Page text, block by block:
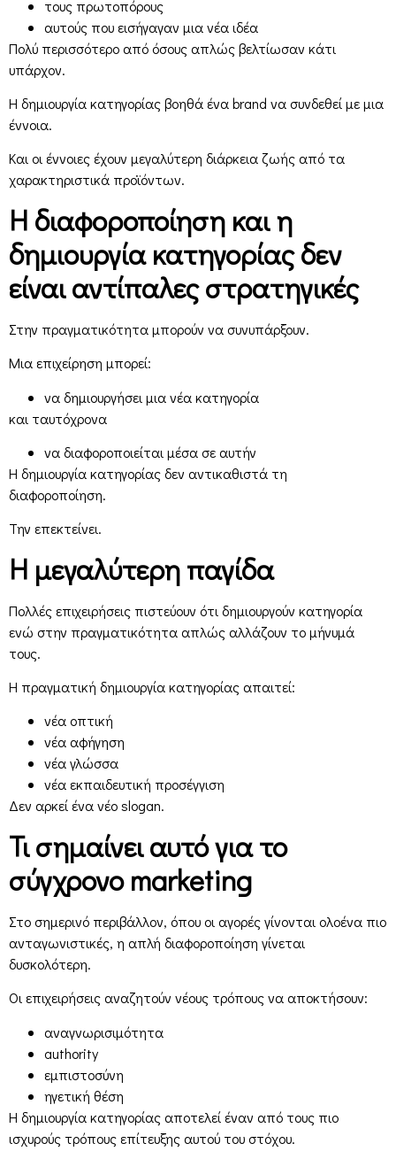
τους πρωτοπόρους
αυτούς που εισήγαγαν μια νέα ιδέα
Πολύ περισσότερο από όσους απλώς βελτίωσαν κάτι
υπάρχον.
Η δημιουργία κατηγορίας βοηθά ένα brand να συνδεθεί με μια
έννοια.
Και οι έννοιες έχουν μεγαλύτερη διάρκεια ζωής από τα
χαρακτηριστικά προϊόντων.
Η διαφοροποίηση και η
δημιουργία κατηγορίας δεν
είναι αντίπαλες στρατηγικές
Στην πραγματικότητα μπορούν να συνυπάρξουν.
Μια επιχείρηση μπορεί:
να δημιουργήσει μια νέα κατηγορία
και ταυτόχρονα
να διαφοροποιείται μέσα σε αυτήν
Η δημιουργία κατηγορίας δεν αντικαθιστά τη
διαφοροποίηση.
Την επεκτείνει.
Η μεγαλύτερη παγίδα
Πολλές επιχειρήσεις πιστεύουν ότι δημιουργούν κατηγορία
ενώ στην πραγματικότητα απλώς αλλάζουν το μήνυμά
τους.
Η πραγματική δημιουργία κατηγορίας απαιτεί:
νέα οπτική
νέα αφήγηση
νέα γλώσσα
νέα εκπαιδευτική προσέγγιση
Δεν αρκεί ένα νέο slogan.
Τι σημαίνει αυτό για το
σύγχρονο marketing
Στο σημερινό περιβάλλον, όπου οι αγορές γίνονται ολοένα πιο
ανταγωνιστικές, η απλή διαφοροποίηση γίνεται
δυσκολότερη.
Οι επιχειρήσεις αναζητούν νέους τρόπους να αποκτήσουν:
αναγνωρισιμότητα
authority
εμπιστοσύνη
ηγετική θέση
Η δημιουργία κατηγορίας αποτελεί έναν από τους πιο
ισχυρούς τρόπους επίτευξης αυτού του στόχου.